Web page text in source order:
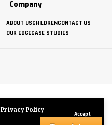
Privacy Policy
Accept
Company
ABOUT USCHILDRENCONTACT US
OUR EDGECASE STUDIES